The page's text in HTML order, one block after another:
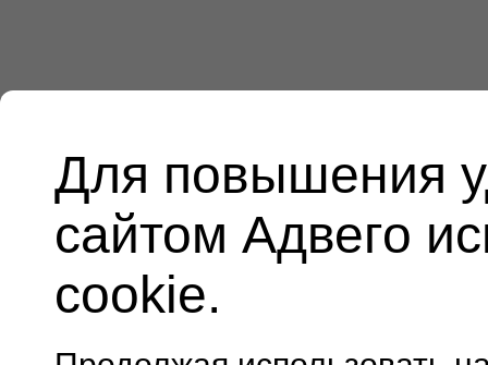
Для повышения
сайтом Адвего
cookie.